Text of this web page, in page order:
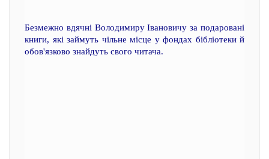
Безмежно вдячні Володимиру Івановичу за подаровані
книги, які займуть чільне місце у фондах бібліотеки й
обов'язково знайдуть свого читача.